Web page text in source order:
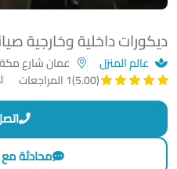
ديكورات داخلية وخارجية
عالم المنزل عمان شارع مكة
(5.00)
1 المراجعات
محادثة